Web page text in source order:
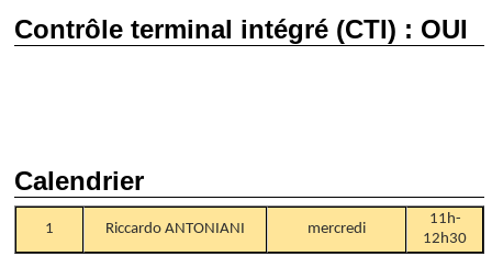
Les cookies nous permettent de personnaliser le contenu
publicité et d'analyse, qui peuvent combiner celles-ci avec
d'autres informations que vous leur avez fournies ou qu'ils
ont collectées lors de votre utilisation de leurs services.
Contrôle terminal intégré (CTI) : OUI
Calendrier
1 Riccardo ANTONIANI mercredi
11h-
12h30